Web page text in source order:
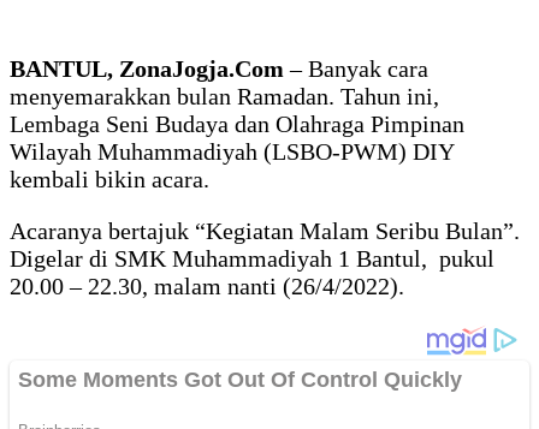
BANTUL, ZonaJogja.Com – Banyak cara
menyemarakkan bulan Ramadan. Tahun ini,
Lembaga Seni Budaya dan Olahraga Pimpinan
Wilayah Muhammadiyah (LSBO-PWM) DIY
kembali bikin acara.
Acaranya bertajuk “Kegiatan Malam Seribu Bulan”.
Digelar di SMK Muhammadiyah 1 Bantul, pukul
20.00 – 22.30, malam nanti (26/4/2022).